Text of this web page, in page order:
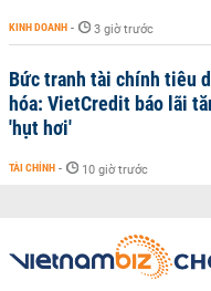
KINH DOANH - 3 giờ trước
Bức tranh tài chính tiêu
hóa: VietCredit báo lãi
'hụt hơi'
TÀI CHÍNH - 10 giờ trước